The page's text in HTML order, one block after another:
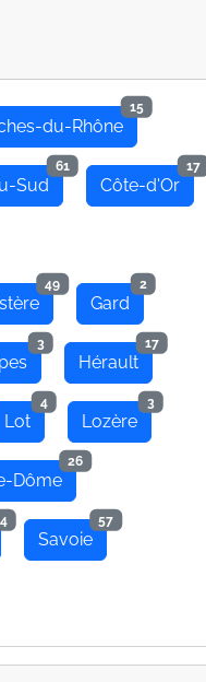
du-Rhône
15
Sud
61
Côte-d'Or
17
49
Gard
2
3
Hérault
17
Lot
4
Lozère
3
Dôme
26
Savoie
57